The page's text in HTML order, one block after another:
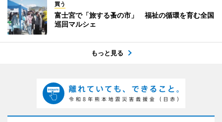
買う
富士宮で「旅する蚤の市」 福祉の循環を育む全国
巡回マルシェ
もっと見る